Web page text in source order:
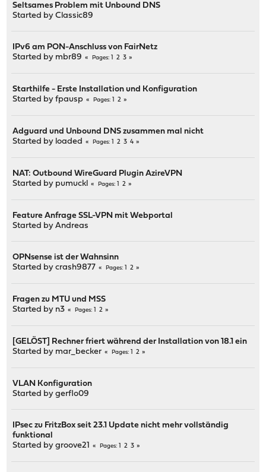
Seltsames Problem mit Unbound DNS
Started byClassic89
IPv6 am PON-Anschluss von FairNetz
Started by mbr89 Pages 2 3
Starthilfe - Erste Installation und Konfiguration
Started byfpausp Pages 2
Adguard und Unbound DNS zusammen mal nicht
Started by loaded Pages 2 3 4
NAT: Outbound WireGuard Plugin AzireVPN
Started by pumuckl Pages 2
Feature Anfrage SSL-VPN mit Webportal
Started byAndreas
OPNsense ist der Wahnsinn
Started bycrash9877 Pages 2
Fragen zu MTU und MSS
Started by n3 Pages 2
[GELÖST] Rechner friert während der Installation von 18.1 ein
Started by mar_becker Pages 2
VLAN Konfiguration
Started bygerflo09
IPsec zu FritzBox seit 23.1 Update nicht mehr vollständig
funktional
Started bygroove21 Pages 2 3